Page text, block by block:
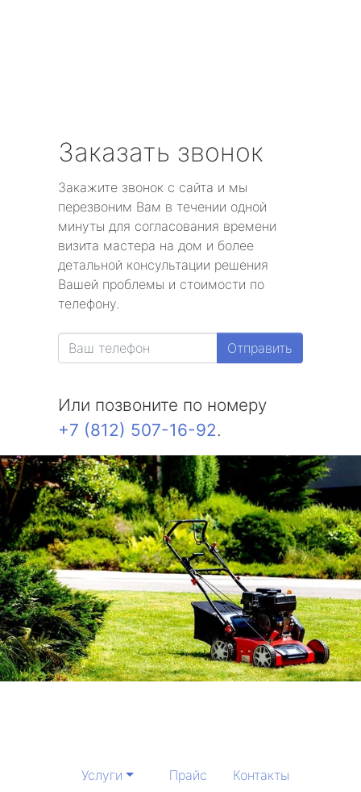
Заказать звонок
Закажите звонок с сайта и мы
перезвоним Вам в течении одной
минуты для согласования времени
визита мастера на дом и более
детальной консультации решения
Вашей проблемы и стоимости по
телефону.
Отправить
Или позвоните по номеру
+7 (812) 507-16-92.
Услуги Прайс Контакты